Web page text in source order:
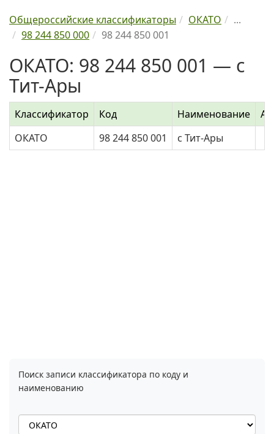
Общероссийские классификаторы ОКАТО
...
98 244 850 000
98 244 850 001
ОКАТО: 98 244 850 001 — с
Тит-Ары
Классификатор Код Наименование
ОКАТО
98 244 850 001 с Тит-Ары
Поиск записи классификатора по коду и
наименованию